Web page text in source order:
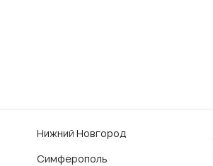
Нижний Новгород
Симферополь